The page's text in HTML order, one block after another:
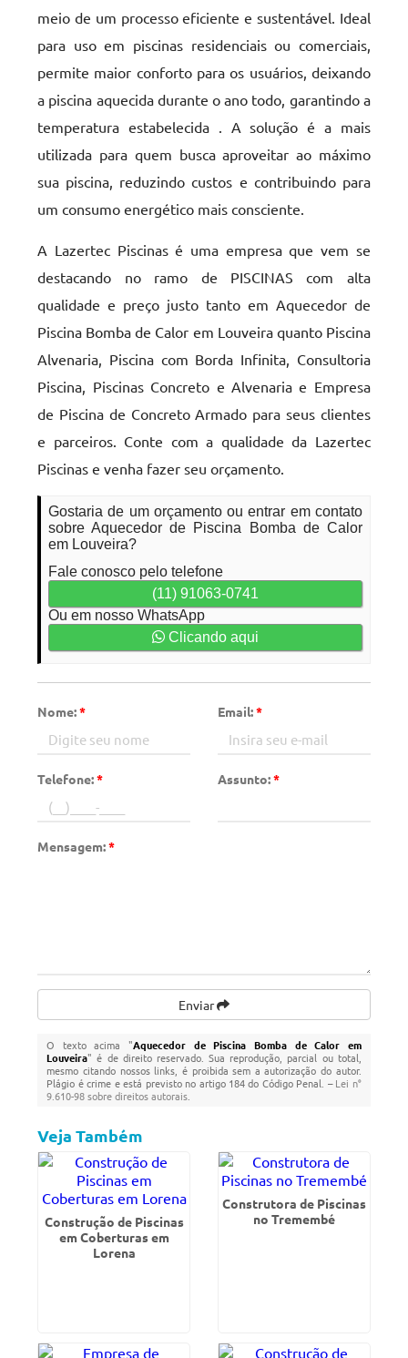
meio de um processo eficiente e sustentável. Ideal
para uso em piscinas residenciais ou comerciais,
permite maior conforto para os usuários, deixando
a piscina aquecida durante o ano todo, garantindo a
temperatura estabelecida . A solução é a mais
utilizada para quem busca aproveitar ao máximo
sua piscina, reduzindo custos e contribuindo para
um consumo energético mais consciente.
A Lazertec Piscinas é uma empresa que vem se
destacando no ramo de PISCINAS com alta
qualidade e preço justo tanto em Aquecedor de
Piscina Bomba de Calor em Louveira quanto Piscina
Alvenaria, Piscina com Borda Infinita, Consultoria
Piscina, Piscinas Concreto e Alvenaria e Empresa
de Piscina de Concreto Armado para seus clientes
e parceiros. Conte com a qualidade da Lazertec
Piscinas e venha fazer seu orçamento.
Gostaria de um orçamento ou entrar em contato
sobre Aquecedor de Piscina Bomba de Calor
em Louveira?
Fale conosco pelo telefone
(11) 91063-0741
Ou em nosso WhatsApp
Clicando aqui
Nome:* Email:*
Telefone:* Assunto:*
Mensagem:*
Enviar
O texto acima "Aquecedor de Piscina Bomba de Calor em
Louveira" é de direito reservado. Sua reprodução, parcial ou total,
mesmo citando nossos links, é proibida sem a autorização do autor.
Plágio é crime e está previsto no artigo 184 do Código Penal. –Lei n°
9.610-98 sobre direitos autorais
Veja Também
Construção de Piscinas
em Coberturas em
Lorena
Construtora de Piscinas
no Tremembé